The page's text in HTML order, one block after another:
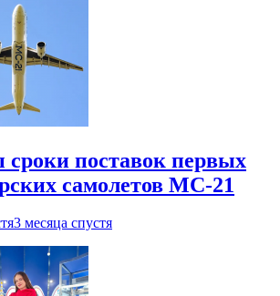
поставок первых
самолетов МС-21
3 месяца спустя